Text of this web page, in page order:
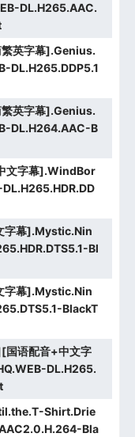
DL.H265.AAC.
英字幕].Genius.
DL.H265.DDP5.1
英字幕].Genius.
DL.H264.AAC-B
文字幕].WindBor
字幕].Mystic.Nin
Bl
字幕].Mystic.Nin
BlackT
语配音+中文字
DL.H265.
Shirt.Drie
Bla